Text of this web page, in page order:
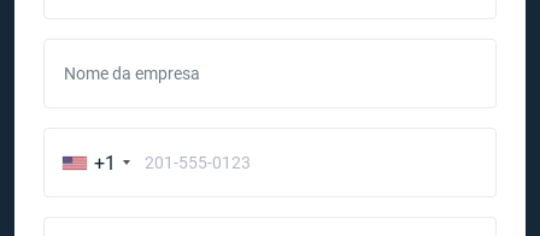
Nome da empresa
+1